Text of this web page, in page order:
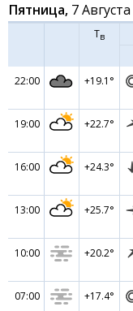
Пятница, 7 Августа
Тв
22:00
+19.1°
19:00 +22.7°
16:00 +24.3°
13:00 +25.7°
10:00 +20.2°
07:00 +17.4°